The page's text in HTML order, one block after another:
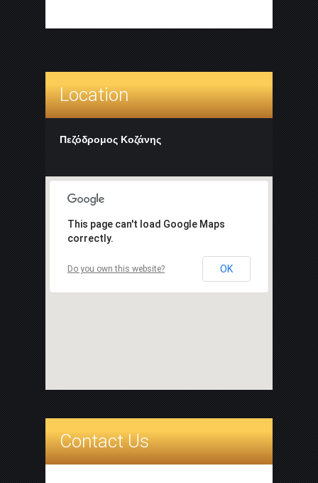
Location
Πεζόδρομος Κοζάνης
This page can't load Google Maps
correctly.
Do you own this website? OK
Contact Us